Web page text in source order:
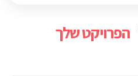
הפרויקט שלך